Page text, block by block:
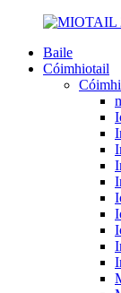
Baile
Cóimhiotail